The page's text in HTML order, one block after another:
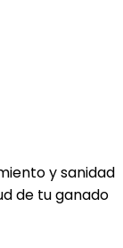
y sanidad
de tu ganado